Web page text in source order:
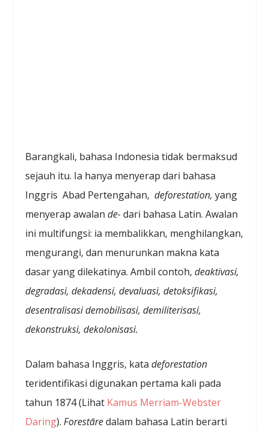
Barangkali, bahasa Indonesia tidak bermaksud
sejauh itu. Ia hanya menyerap dari bahasa
Inggris Abad Pertengahan,deforestation,yang
menyerap awalande-dari bahasa Latin. Awalan
ini multifungsi: ia membalikkan, menghilangkan,
mengurangi, dan menurunkan makna kata
dasar yang dilekatinya. Ambil contoh,deaktivasi,
degradasi, dekadensi, devaluasi, detoksifikasi,
desentralisasi demobilisasi, demiliterisasi,
dekonstruksi, dekolonisasi.
Dalam bahasa Inggris, katadeforestation
teridentifikasi digunakan pertama kali pada
tahun 1874 (Lihat Kamus Merriam-Webster
Daring).Forestāredalam bahasa Latin berarti